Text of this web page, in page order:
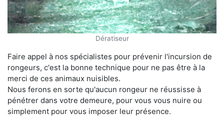
Dératiseur
Faire appel à nos spécialistes pour prévenir l'incursion de
rongeurs, c'est la bonne technique pour ne pas être à la
merci de ces animaux nuisibles.
Nous ferons en sorte qu'aucun rongeur ne réussisse à
pénétrer dans votre demeure, pour vous vous nuire ou
simplement pour vous imposer leur présence.